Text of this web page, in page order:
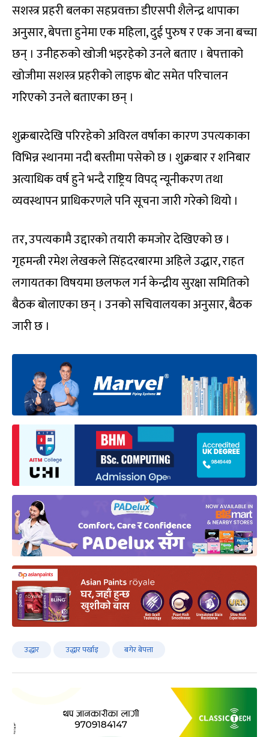
सशस्त्र प्रहरी बलका सहप्रवक्ता डीएसपी शैलेन्द्र थापाका
अनुसार, बेपत्ता हुनेमा एक महिला, दुई पुरुष र एक जना बच्चा
छन् । उनीहरुको खोजी भइरहेको उनले बताए । बेपत्ताको
खोजीमा सशस्त्र प्रहरीको लाइफ बोट समेत परिचालन
गरिएको उनले बताएका छन् ।
शुक्रबारदेखि परिरहेको अविरल वर्षाका कारण उपत्यकाका
विभिन्न स्थानमा नदी बस्तीमा पसेको छ । शुक्रबार र शनिबार
अत्याधिक वर्ष हुने भन्दै राष्ट्रिय विपद् न्यूनीकरण तथा
व्यवस्थापन प्राधिकरणले पनि सूचना जारी गरेको थियो ।
तर, उपत्यकामै उद्दारको तयारी कमजोर देखिएको छ ।
गृहमन्त्री रमेश लेखकले सिंहदरबारमा अहिले उद्धार, राहत
लगायतका विषयमा छलफल गर्न केन्द्रीय सुरक्षा समितिको
बैठक बोलाएका छन् । उनको सचिवालयका अनुसार, बैठक
जारी छ ।
उद्धार उद्धार पर्खाइ बगेर बेपत्ता